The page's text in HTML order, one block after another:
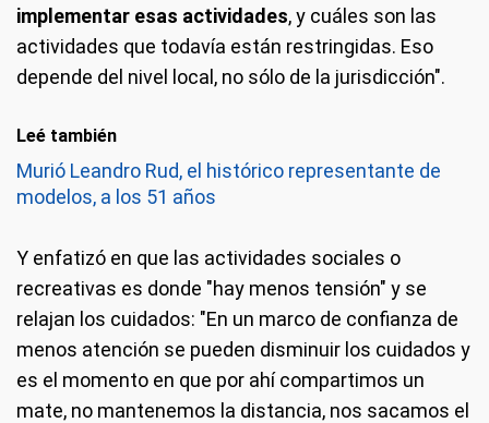
implementar esas actividades, y cuáles son las
actividades que todavía están restringidas. Eso
depende del nivel local, no sólo de la jurisdicción".
Leé también
Murió Leandro Rud, el histórico representante de
modelos, a los 51 años
Y enfatizó en que las actividades sociales o
recreativas es donde "hay menos tensión" y se
relajan los cuidados: "En un marco de confianza de
menos atención se pueden disminuir los cuidados y
es el momento en que por ahí compartimos un
mate, no mantenemos la distancia, nos sacamos el